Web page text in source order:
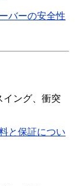
バーの安全性
イング、衝突
と保証につい